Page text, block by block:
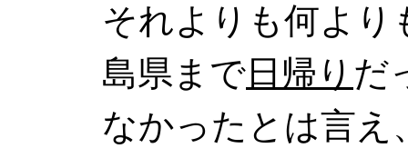
それよりも何よ
島県まで 日帰り だ
なかったとは言え